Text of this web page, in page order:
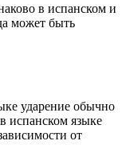
в испанском и
может быть
ударение обычно
испанском языке
от